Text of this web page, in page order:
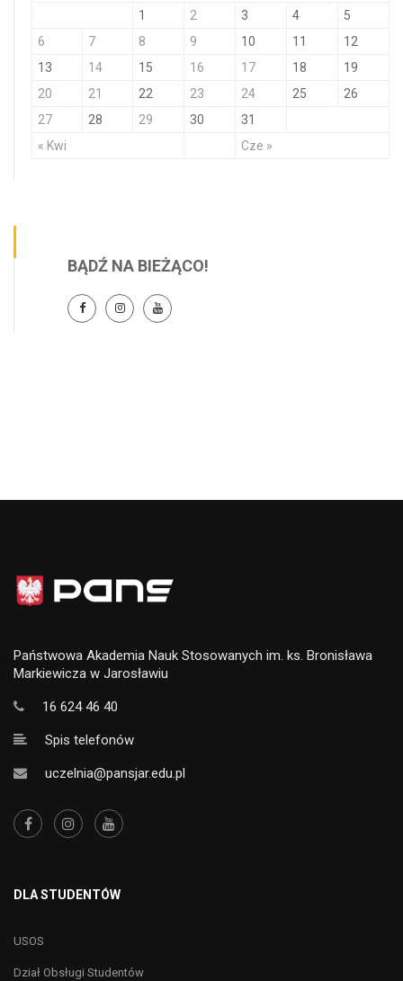
« Kwi Cze »
1 2 3 4
5
6
7 8 9 10 11
12
13
14 15 16 17 18
19
20
21 22 23 24 25
26
27
28 29 30 31
BĄDŹ NA BIEŻĄCO!
Państwowa Akademia Nauk Stosowanych im. ks. Bronisława
Markiewicza w Jarosławiu
16 624 46 40
Spis telefonów
uczelnia@pansjar.edu.pl
DLA STUDENTÓW
USOS
Dział Obsługi Studentów